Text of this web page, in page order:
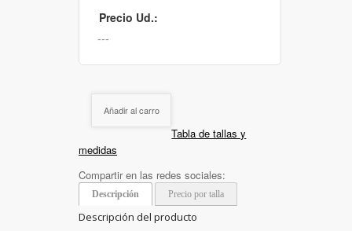
Precio Ud.:
Añadir al carro
Tabla de tallas y
medidas
Compartir en las redes sociales:
Descripción Precio por talla
Descripción del producto